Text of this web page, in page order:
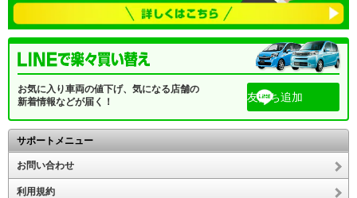
お気に入り車両の値下げ、気になる店舗の
新着情報などが届く！
友だち追加
サポートメニュー
お問い合わせ
利用規約